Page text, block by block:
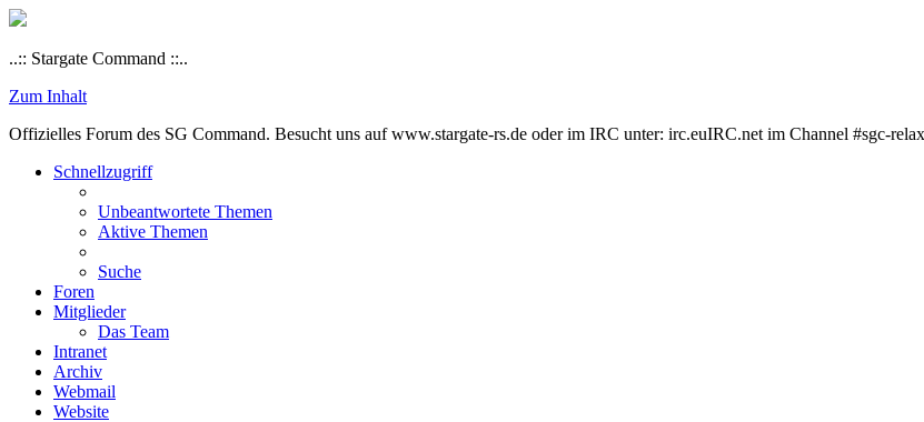
..:: Stargate Command ::..
Zum Inhalt
Offizielles Forum des SG Command. Besucht uns auf www.stargate-rs.de oder im IRC unter: irc.euIRC.net im Channel #sgc-
Schnellzugriff
Unbeantwortete Themen
Aktive Themen
Suche
Foren
Mitglieder
Das Team
Intranet
Archiv
Webmail
Website